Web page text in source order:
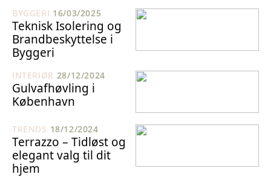
BYGGERI 16/03/2025
Teknisk Isolering og
Brandbeskyttelse i
Byggeri
INTERIØR 28/12/2024
Gulvafhøvling i
København
TRENDS 18/12/2024
Terrazzo – Tidløst og
elegant valg til dit
hjem